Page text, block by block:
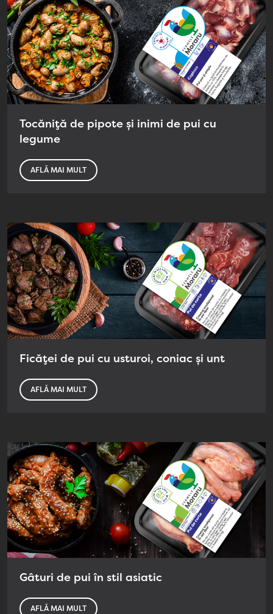
Tocăniță de pipote și inimi de pui cu
legume
AFLĂ MAI MULT
Ficăței de pui cu usturoi, coniac și unt
AFLĂ MAI MULT
Gâturi de pui în stil asiatic
AFLĂ MAI MULT